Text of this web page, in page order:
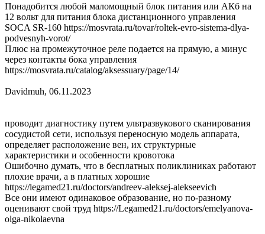
Понадобится любой маломощный блок питания или АКб на
12 вольт для питания блока дистанционного управления
SOCA SR-160 https://mosvrata.ru/tovar/roltek-evro-sistema-dlya-
podvesnyh-vorot/
Плюс на промежуточное реле подается на прямую, а минус
через контакты бока управления
https://mosvrata.ru/catalog/aksessuary/page/14/
Davidmuh, 06.11.2023
проводит диагностику путем ультразвукового сканирования
сосудистой сети, используя переносную модель аппарата,
определяет расположение вен, их структурные
характеристики и особенности кровотока
Ошибочно думать, что в бесплатных поликлиниках работают
плохие врачи, а в платных хорошие
https://legamed21.ru/doctors/andreev-aleksej-alekseevich
Все они имеют одинаковое образование, но по-разному
оценивают свой труд https://Legamed21.ru/doctors/emelyanova-
olga-nikolaevna